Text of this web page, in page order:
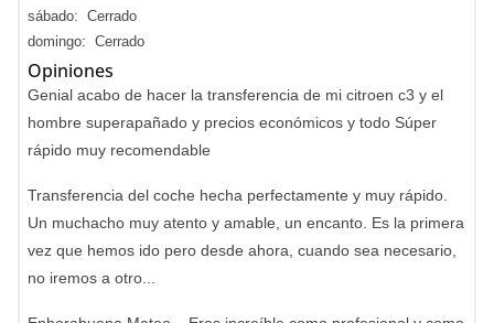
sábado: Cerrado
domingo: Cerrado
Opiniones
Genial acabo de hacer la transferencia de mi citroen c3 y el
hombre superapañado y precios económicos y todo Súper
rápido muy recomendable
Transferencia del coche hecha perfectamente y muy rápido.
Un muchacho muy atento y amable, un encanto. Es la primera
vez que hemos ido pero desde ahora, cuando sea necesario,
no iremos a otro...